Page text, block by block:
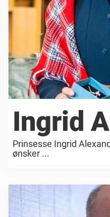
Ingrid
Prinsesse Ingrid
ønsker ...